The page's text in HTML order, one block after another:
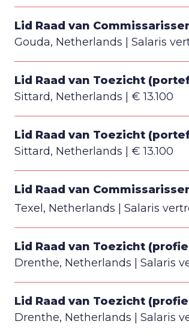
Lid Raad van
Gouda, Netherlands
Salaris
Lid Raad van Toezicht
Sittard, Netherlands
€ 13.100
Lid Raad van Toezicht
Sittard, Netherlands
€ 13.100
Lid Raad van
Texel, Netherlands Salaris
Lid Raad van Toezicht
Drenthe, Netherlands
Salaris
Lid Raad van Toezicht
Drenthe, Netherlands
Salaris